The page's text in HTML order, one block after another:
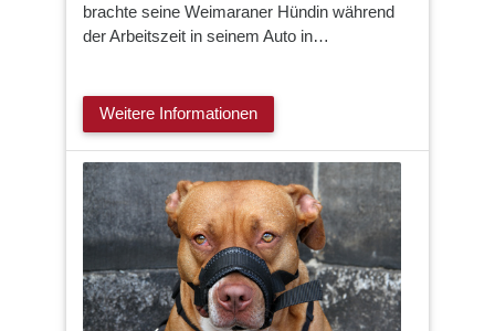
brachte seine Weimaraner Hündin während
der Arbeitszeit in seinem Auto in…
Weitere Informationen